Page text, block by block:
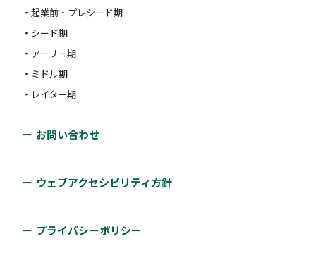
・起業前・プレシード期
・シード期
・アーリー期
・ミドル期
・レイター期
お問い合わせ
ウェブアクセシビリティ方針
プライバシーポリシー